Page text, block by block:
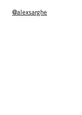
@alexsarghe